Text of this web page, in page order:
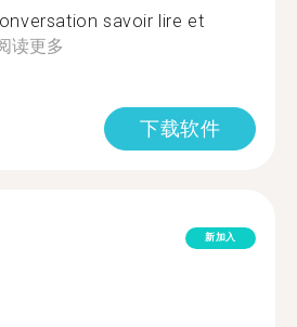
savoir lire et
读更多
下载软件
新加入